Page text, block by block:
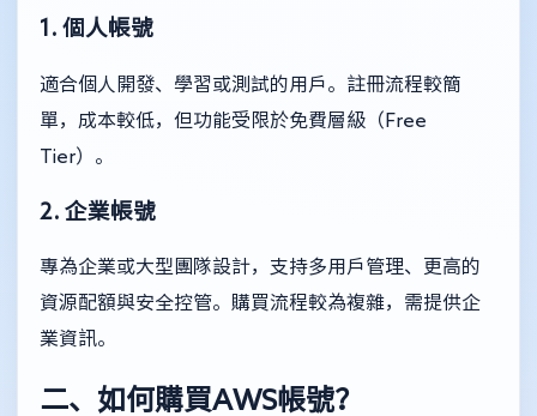
1. 個人帳號
適合個人開發、學習或測試的用戶。註冊流程較簡
單，成本較低，但功能受限於免費層級（Free
Tier）。
2. 企業帳號
專為企業或大型團隊設計，支持多用戶管理、更高的
資源配額與安全控管。購買流程較為複雜，需提供企
業資訊。
二、如何購買AWS帳號？